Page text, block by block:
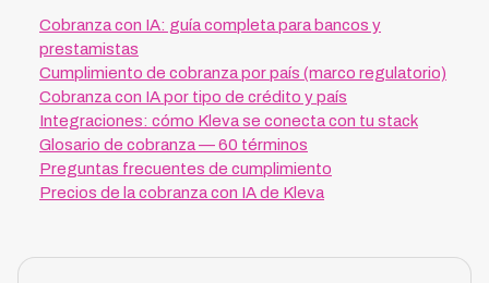
Cobranza con IA: guía completa para bancos y
prestamistas
Cumplimiento de cobranza por país (marco regulatorio)
Cobranza con IA por tipo de crédito y país
Integraciones: cómo Kleva se conecta con tu stack
Glosario de cobranza — 60 términos
Preguntas frecuentes de cumplimiento
Precios de la cobranza con IA de Kleva